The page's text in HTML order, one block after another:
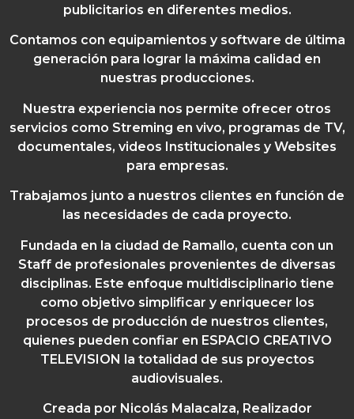
publicitarios en diferentes medios.
Contamos con equipamientos y software de última
generación para lograr la máxima calidad en
nuestras producciones.
Nuestra experiencia nos permite ofrecer otros
servicios como Streming en vivo, programas de TV,
documentales, videos Institucionales y Websites
para empresas.
Trabajamos junto a nuestros clientes en función de
las necesidades de cada proyecto.
Fundada en la ciudad de Ramallo, cuenta con un
Staff de profesionales provenientes de diversas
disciplinas. Este enfoque multidisciplinario tiene
como objetivo simplificar y enriquecer los
procesos de producción de nuestros clientes,
quienes pueden confiar en ESPACIO CREATIVO
TELEVISION la totalidad de sus proyectos
audiovisuales.
Creada por Nicolás Malacalza, Realizador